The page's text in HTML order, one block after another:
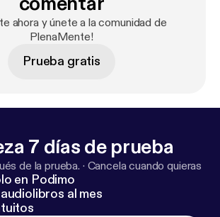
ahora y únete a la comunidad de
PlenaMente!
Prueba gratis
7 días de prueba
de la prueba. · Cancela cuando quieras
en Podimo
al mes